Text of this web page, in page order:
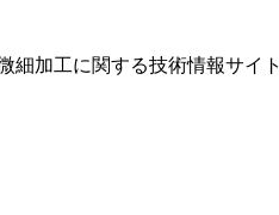
細加工に関する技術情報サイト